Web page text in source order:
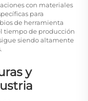
con materiales
para
de herramienta
tiempo de producción
siendo altamente
y